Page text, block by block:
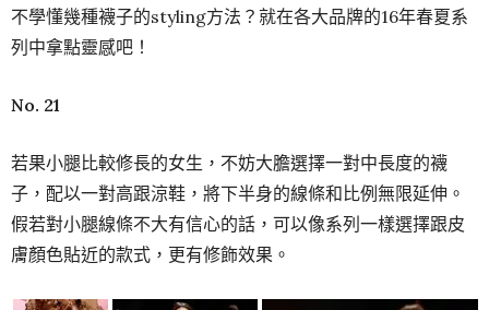
不學懂幾種襪子的styling方法？就在各大品牌的16年春夏系
列中拿點靈感吧！
No. 21
若果小腿比較修長的女生，不妨大膽選擇一對中長度的襪
子，配以一對高跟涼鞋，將下半身的線條和比例無限延伸。
假若對小腿線條不大有信心的話，可以像系列一樣選擇跟皮
膚顏色貼近的款式，更有修飾效果。